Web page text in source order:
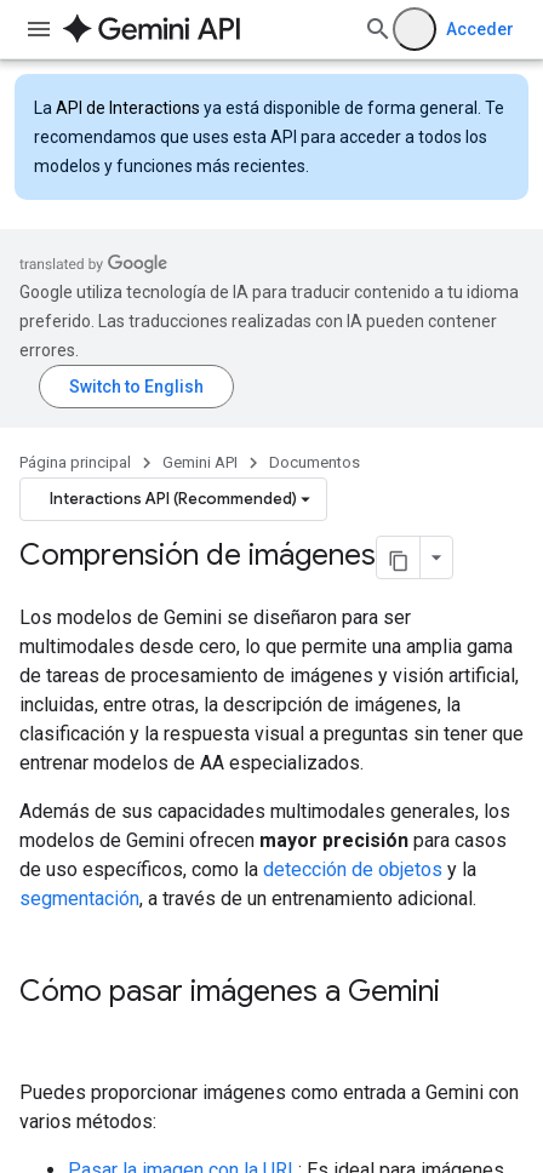
Acceder
La API de Interactions ya está disponible de forma general. Te
recomendamos que uses esta API para acceder a todos los
modelos y funciones más recientes.
Google utiliza tecnología de IA para traducir contenido a tu idioma
preferido. Las traducciones realizadas con IA pueden contener
errores.
Página principal Gemini API Documentos
Interactions API (Recommended)
Comprensión de imágenes
Los modelos de Gemini se diseñaron para ser
multimodales desde cero, lo que permite una amplia gama
de tareas de procesamiento de imágenes y visión artificial,
incluidas, entre otras, la descripción de imágenes, la
clasificación y la respuesta visual a preguntas sin tener que
entrenar modelos de AA especializados.
Además de sus capacidades multimodales generales, los
modelos de Gemini ofrecen mayor precisión para casos
de uso específicos, como la detección de objetos y la
segmentación, a través de un entrenamiento adicional.
Cómo pasar imágenes a Gemini
Puedes proporcionar imágenes como entrada a Gemini con
varios métodos: